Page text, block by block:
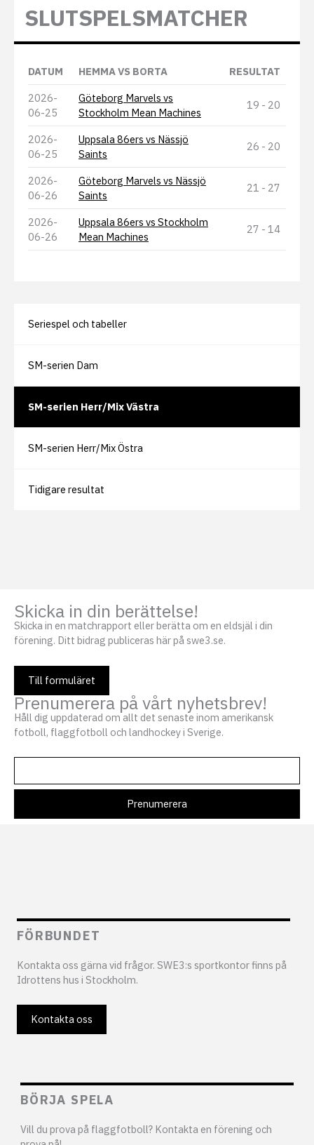
SLUTSPELSMATCHER
DATUM HEMMA VS BORTA
RESULTAT
2026-
06-25
Göteborg Marvels vs
Stockholm Mean Machines
19 - 20
2026-
06-25
Uppsala 86ers vs Nässjö
Saints
26 - 20
2026-
06-26
Göteborg Marvels vs Nässjö
Saints
21 - 27
2026-
06-26
Uppsala 86ers vs Stockholm
Mean Machines
27 - 14
Seriespel och tabeller
SM-serien Dam
SM-serien Herr/Mix Västra
SM-serien Herr/Mix Östra
Tidigare resultat
Skicka in din berättelse!
Skicka in en matchrapport eller berätta om en eldsjäl i din
förening. Ditt bidrag publiceras här på swe3.se.
Till formuläret
Prenumerera på vårt nyhetsbrev!
Håll dig uppdaterad om allt det senaste inom amerikansk
fotboll, flaggfotboll och landhockey i Sverige.
FÖRBUNDET
Kontakta oss gärna vid frågor. SWE3:s sportkontor finns på
Idrottens hus i Stockholm.
Kontakta oss
BÖRJA SPELA
Vill du prova på flaggfotboll? Kontakta en förening och